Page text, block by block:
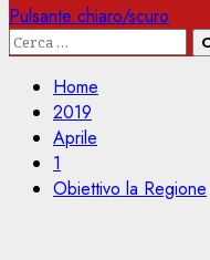
Pulsante chiaro/scuro
Ricerca
Home
2019
Aprile
1
Obiettivo la Regione